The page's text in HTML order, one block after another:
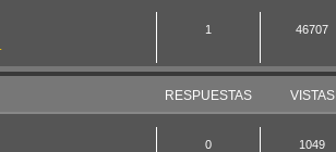
1 46707
RESPUESTAS VISTAS
0 1049